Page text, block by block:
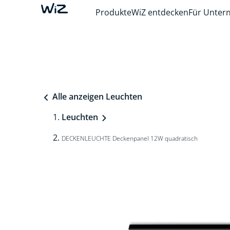
ProdukteWiZ entdeckenFür
Alle anzeigen Leuchten
Leuchten
DECKENLEUCHTE Deckenpanel 12W quadratisch